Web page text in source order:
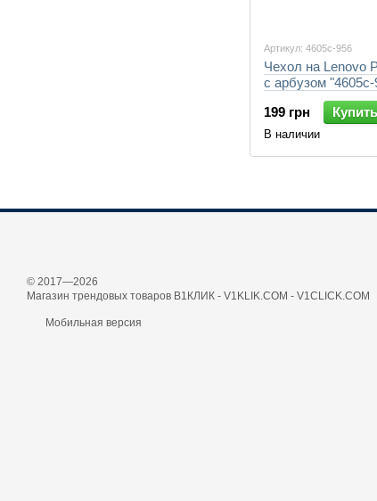
Артикул: 4605c-956
Чехол на Lenovo
с арбузом
199 грн
Купить
В наличии
© 2017—2026
Магазин трендовых товаров В1КЛИК - V1KLIK.COM - V1CLICK.COM
Мобильная версия